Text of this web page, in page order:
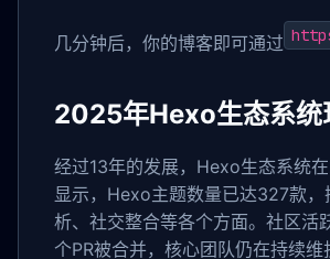
几分钟后，你的博客即可通过
2025年Hexo生态系统
经过13年的发展，Hexo生态系统
显示，Hexo主题数量已达327款
析、社交整合等各个方面。社区
个PR被合并，核心团队仍在持续维